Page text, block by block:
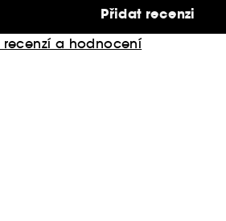
Přidat recenzi
a hodnocení